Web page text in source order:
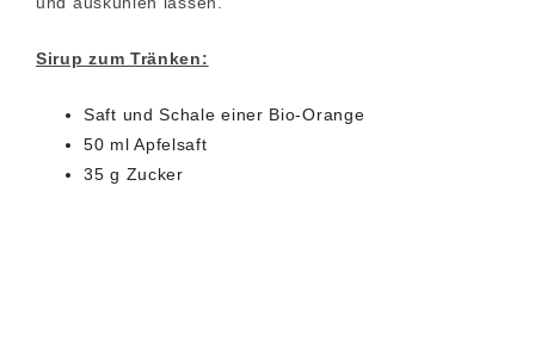
Sirup zum Tränken:
Saft und Schale einer Bio-Orange
50 ml Apfelsaft
35 g Zucker